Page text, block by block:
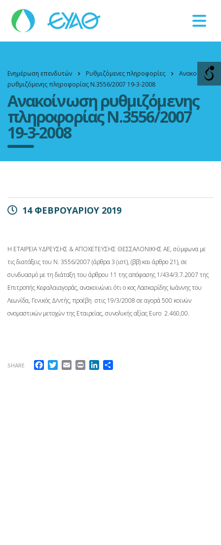
Ενημέρωση επενδυτών Ρυθμιζόμενες πληροφορίες
Ανακοίνωση
ρυθμιζόμενης πληροφορίας Ν.3556/2007 19-3-2008
Ανακοίνωση ρυθμιζόμενης
πληροφορίας Ν.3556/2007
19-3-2008
14 ΦΕΒΡΟΥΑΡΙΟΥ 2019
Η ΕΤΑΙΡΕΙΑ ΥΔΡΕΥΣΗΣ & ΑΠΟΧΕΤΕΥΣΗΣ ΘΕΣΣΑΛΟΝΙΚΗΣ ΑΕ, σύμφωνα με
τις διατάξεις του Ν. 3556/2007 (άρθρα 3 (ιστ), (ββ) και άρθρο 21), σε
συνδυασμό με τη διάταξη του άρθρου 11 της απόφασης 1/434/3.7.2007 της
Επιτροπής Κεφαλαιαγοράς, ανακοινώνει ότι ο κος Λασκαρίδης Ιωάννης του
Λεωνίδα, Γενικός Δ/ντής, προέβη στις 19/3/2008 σε αγορά 500 κοινών
ονομαστικών μετοχών της Εταιρείας, συνολικής αξίας Euro 2.460,00.
SHARE Facebook
Twitter
EmailPrintLinkedIn